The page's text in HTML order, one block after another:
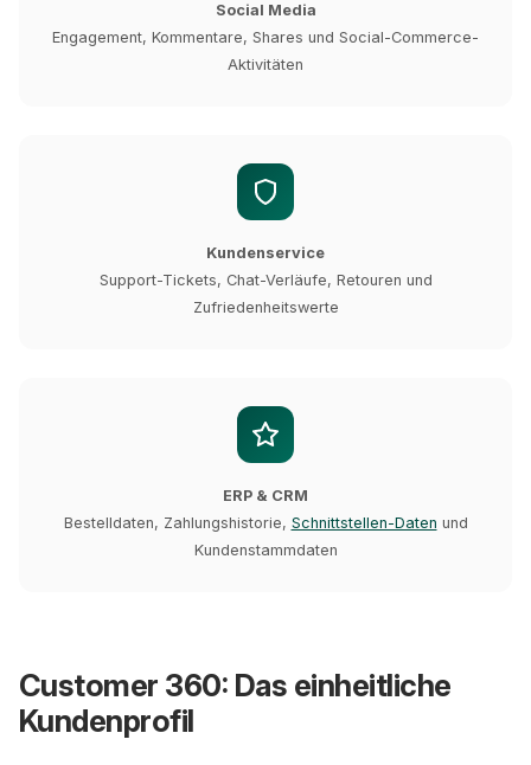
Social Media
Engagement, Kommentare, Shares und Social-Commerce-
Aktivitäten
Kundenservice
Support-Tickets, Chat-Verläufe, Retouren und
Zufriedenheitswerte
ERP & CRM
Bestelldaten, Zahlungshistorie, Schnittstellen-Daten und
Kundenstammdaten
Customer 360: Das einheitliche
Kundenprofil